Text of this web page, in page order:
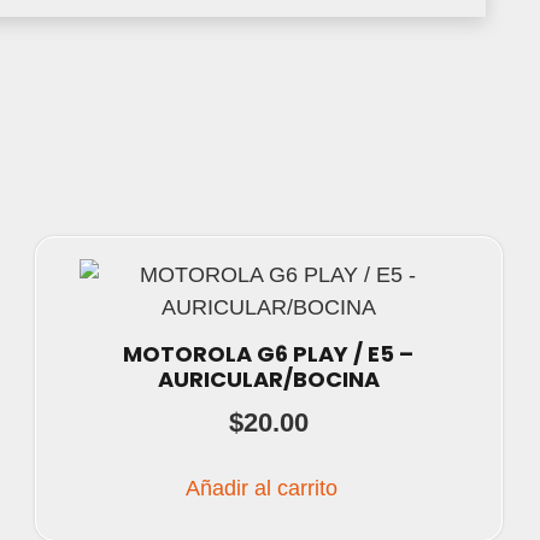
MOTOROLA G6 PLAY / E5 –
AURICULAR/BOCINA
$20.00
Añadir al carrito